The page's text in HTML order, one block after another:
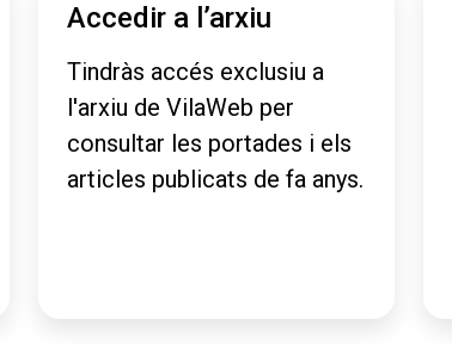
Accedir a l’arxiu
Tindràs accés exclusiu a
l'arxiu de VilaWeb per
consultar les portades i els
articles publicats de fa anys.